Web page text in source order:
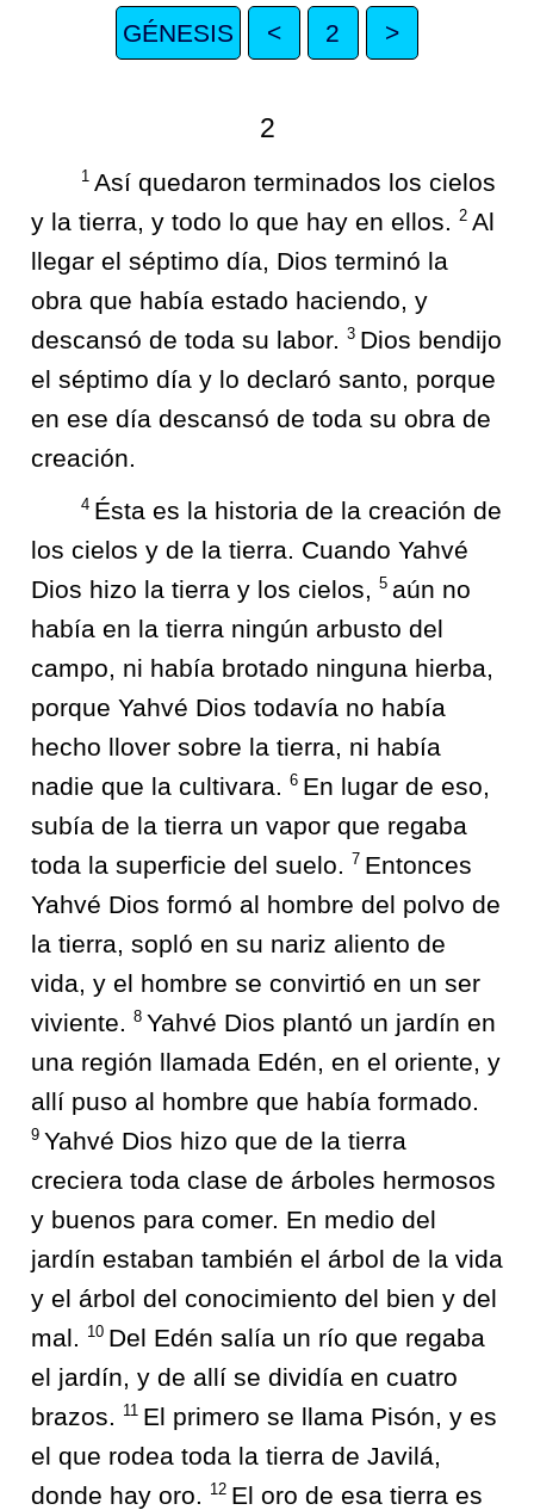
GÉNESIS < 2 >
2
1 Así quedaron terminados los cielos
y la tierra, y todo lo que hay en ellos. 2 Al
llegar el séptimo día, Dios terminó la
obra que había estado haciendo, y
descansó de toda su labor. 3 Dios bendijo
el séptimo día y lo declaró santo, porque
en ese día descansó de toda su obra de
creación.
4 Ésta es la historia de la creación de
los cielos y de la tierra. Cuando Yahvé
Dios hizo la tierra y los cielos, 5 aún no
había en la tierra ningún arbusto del
campo, ni había brotado ninguna hierba,
porque Yahvé Dios todavía no había
hecho llover sobre la tierra, ni había
nadie que la cultivara. 6 En lugar de eso,
subía de la tierra un vapor que regaba
toda la superficie del suelo. 7 Entonces
Yahvé Dios formó al hombre del polvo de
la tierra, sopló en su nariz aliento de
vida, y el hombre se convirtió en un ser
viviente. 8 Yahvé Dios plantó un jardín en
una región llamada Edén, en el oriente, y
allí puso al hombre que había formado.
9 Yahvé Dios hizo que de la tierra
creciera toda clase de árboles hermosos
y buenos para comer. En medio del
jardín estaban también el árbol de la vida
y el árbol del conocimiento del bien y del
mal.
10 Del Edén salía un río que regaba
el jardín, y de allí se dividía en cuatro
brazos.
11 El primero se llama Pisón, y es
el que rodea toda la tierra de Javilá,
donde hay oro.
12 El oro de esa tierra es